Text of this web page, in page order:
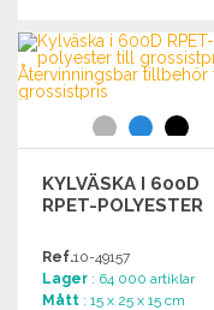
BESTÄLL
Begär offert
KYLVÄSKA I 600D
RPET-POLYESTER
Ref.10-49157
Lager : 64 000 artiklar
Mått : 15 x 25 x 15 cm